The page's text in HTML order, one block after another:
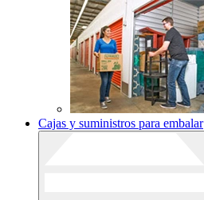
Cajas y suministros para embalar